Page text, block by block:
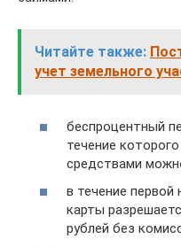
Читайте также:
учет земельного
беспроцентный
течение
средствами
в течение первой
карты
рублей без